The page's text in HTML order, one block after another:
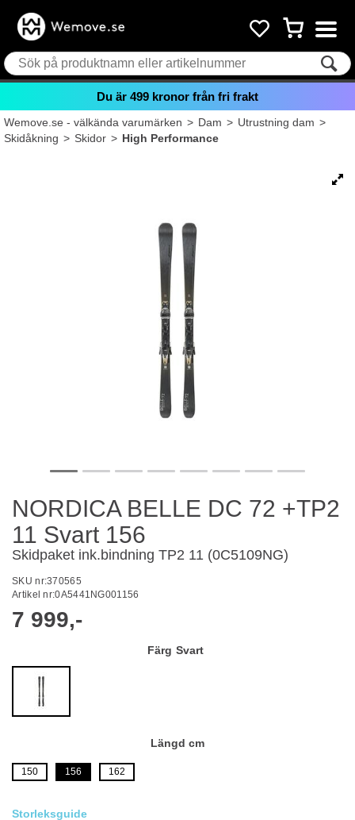
Du är 499 kronor från fri frakt
Wemove.se - välkända varumärken>Dam>Utrustning dam>
Skidåkning>Skidor>High Performance
NORDICA BELLE DC 72 +TP2
11 Svart 156
Skidpaket ink.bindning TP2 11 (0C5109NG)
SKU nr:370565
Artikel nr:0A5441NG001156
7 999,-
Färg Svart
Längd cm
150 156 162